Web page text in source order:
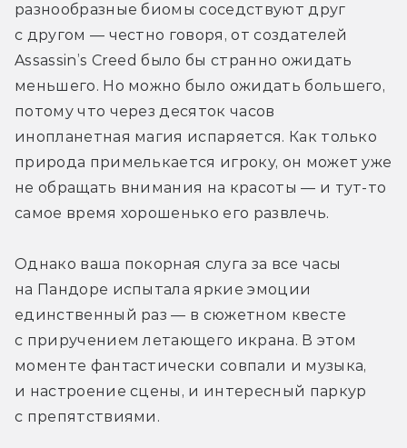
разнообразные биомы соседствуют друг
с другом — честно говоря, от создателей
Assassin’s Creed было бы странно ожидать
меньшего. Но можно было ожидать большего,
потому что через десяток часов
инопланетная магия испаряется. Как только
природа примелькается игроку, он может уже
не обращать внимания на красоты — и тут-то
самое время хорошенько его развлечь.
Однако ваша покорная слуга за все часы
на Пандоре испытала яркие эмоции
единственный раз — в сюжетном квесте
с приручением летающего икрана. В этом
моменте фантастически совпали и музыка,
и настроение сцены, и интересный паркур
с препятствиями.